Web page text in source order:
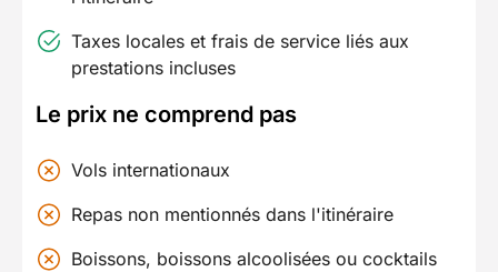
Taxes locales et frais de service liés aux
prestations incluses
Le prix ne comprend pas
Vols internationaux
Repas non mentionnés dans l'itinéraire
Boissons, boissons alcoolisées ou cocktails